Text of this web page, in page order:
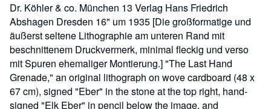
Dr. Köhler & co. München 13 Verlag Hans Friedrich
Abshagen Dresden 16" um 1935 [Die großformatige und
äußerst seltene Lithographie am unteren Rand mit
beschnittenem Druckvermerk, minimal fleckig und verso
mit Spuren ehemaliger Montierung.] "The Last Hand
Grenade," an original lithograph on wove cardboard (48 x
67 cm), signed "Eber" in the stone at the top right, hand-
signed "Elk Eber" in pencil below the image, and